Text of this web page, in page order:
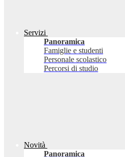
Servizi
Panoramica
Famiglie e studenti
Personale scolastico
Percorsi di studio
Novità
Panoramica